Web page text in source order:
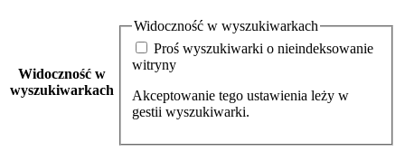
Widoczność w
wyszukiwarkach
Widoczność w wyszukiwarkach
witryny
Akceptowanie tego ustawienia leży w
gestii wyszukiwarki.